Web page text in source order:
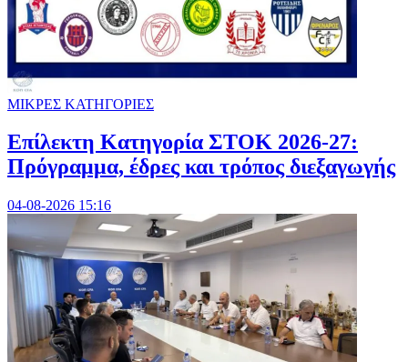
ΜΙΚΡΕΣ ΚΑΤΗΓΟΡΙΕΣ
Επίλεκτη Κατηγορία ΣΤΟΚ 2026-27:
Πρόγραμμα, έδρες και τρόπος διεξαγωγής
04-08-2026 15:16